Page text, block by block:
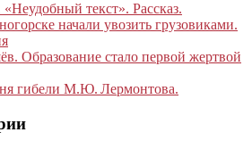
текст». Рассказ.
начали увозить грузовиками.
Образование стало первой жертвой
гибели М.Ю. Лермонтова.